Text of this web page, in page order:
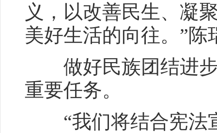
义，以改善民生、凝
美好生活的向往。”陈
做好民族团结进步
重要任务。
“我们将结合宪法